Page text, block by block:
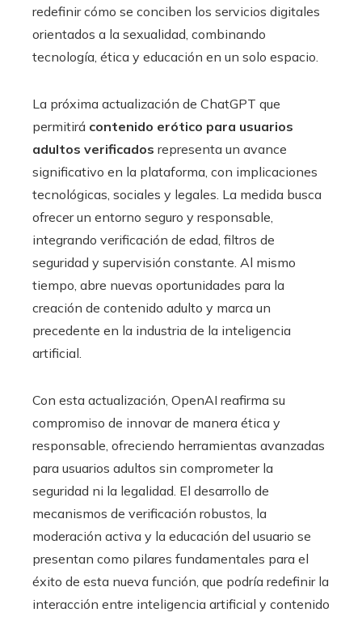
redefinir cómo se conciben los servicios digitales
orientados a la sexualidad, combinando
tecnología, ética y educación en un solo espacio.
La próxima actualización de ChatGPT que
permitirá contenido erótico para usuarios
adultos verificados representa un avance
significativo en la plataforma, con implicaciones
tecnológicas, sociales y legales. La medida busca
ofrecer un entorno seguro y responsable,
integrando verificación de edad, filtros de
seguridad y supervisión constante. Al mismo
tiempo, abre nuevas oportunidades para la
creación de contenido adulto y marca un
precedente en la industria de la inteligencia
artificial.
Con esta actualización, OpenAI reafirma su
compromiso de innovar de manera ética y
responsable, ofreciendo herramientas avanzadas
para usuarios adultos sin comprometer la
seguridad ni la legalidad. El desarrollo de
mecanismos de verificación robustos, la
moderación activa y la educación del usuario se
presentan como pilares fundamentales para el
éxito de esta nueva función, que podría redefinir la
interacción entre inteligencia artificial y contenido